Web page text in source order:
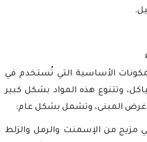
الأساسية التي تُستخدم في
وتتنوع هذه المواد بشكل كبير
المبنى، وتشمل بشكل عام:
مزيج من الإسمنت والرمل والزلط